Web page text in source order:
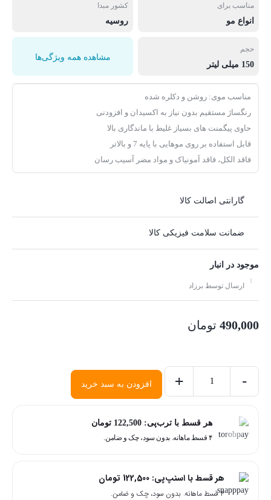
مناسب برای
انواع مو
کشور مبدا
روسیه
حجم
150 میلی لیتر
مشاهده همه ویژگی‌ها
مناسب موی: روشن و دکلره شده
رنگساژ مستقیم بدون نیاز به اکسیدان و افزودنی
حاوی پیگمنت های بسیاز غلیط با ماندگاری بالا
قابل استفاده بر روی موهایی با پایه 7 و بالاتر
فاقد الکل، فاقد آمونیاک و مواد مضر آسیب رسان
گارانتی اصالت کالا
ضمانت سلامت فیزیکی کالا
موجود در انبار
ارسال توسط برزاد
490,000 تومان
تونیکا
شماره
رنگ
Ash
-
+ افزودن به سبد خرید
هر قسط با ترب‌پی: 122,500 تومان
۴ قسط ماهانه. بدون سود، چک و ضامن.
هر قسط با اسنپ‌پی: 122,500 تومان
۴ قسط ماهانه. بدون سود، چک و ضامن.